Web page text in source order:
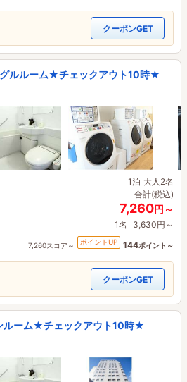
クーポンGET
グルルーム★チェックアウト10時★
1泊 大人2名
合計(税込)
7,260円～
1名 3,630円～
7,260スコア～ ポイントUP 144ポイント～
クーポンGET
ルーム★チェックアウト10時★